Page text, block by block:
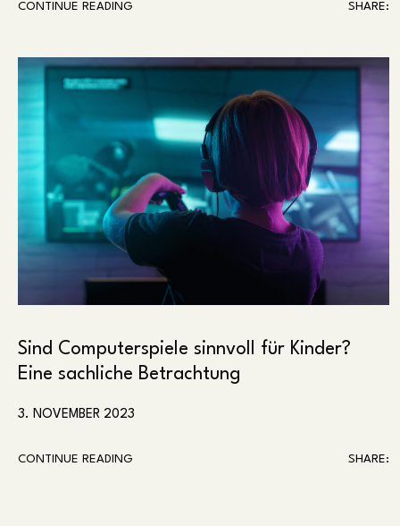
CONTINUE READING SHARE:
Sind Computerspiele sinnvoll für Kinder?
Eine sachliche Betrachtung
3. NOVEMBER 2023
CONTINUE READING SHARE: